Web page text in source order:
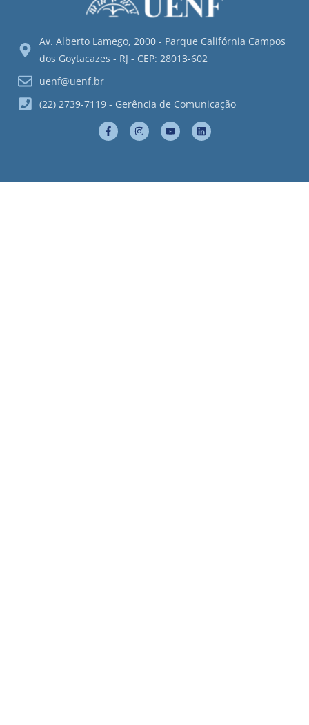
Av. Alberto Lamego, 2000 - Parque Califórnia Campos
dos Goytacazes - RJ - CEP: 28013-602
uenf@uenf.br
(22) 2739-7119 - Gerência de Comunicação